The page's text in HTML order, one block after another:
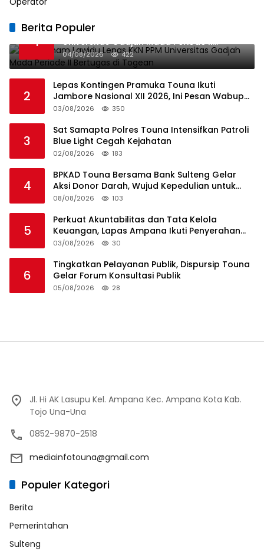
Berita Populer
1
Bupati Ilham Lawidu Lepas KKN PPM
Universitas Gadjah Mada Periode II
Bertugas di Togean
04/08/2026 422
2
Lepas Kontingen Pramuka Touna Ikuti
Jambore Nasional XII 2026, Ini Pesan Wabup
Surya
03/08/2026 350
3
Sat Samapta Polres Touna Intensifkan Patroli
Blue Light Cegah Kejahatan
02/08/2026 183
4
BPKAD Touna Bersama Bank Sulteng Gelar
Aksi Donor Darah, Wujud Kepedulian untuk
Sesama
08/08/2026 103
5
Perkuat Akuntabilitas dan Tata Kelola
Keuangan, Lapas Ampana Ikuti Penyerahan
LHP BPK atas Laporan Keuangan TA 2025
03/08/2026 30
6
Tingkatkan Pelayanan Publik, Dispursip Touna
Gelar Forum Konsultasi Publik
05/08/2026 28
Jl. Hi AK Lasupu Kel. Ampana Kec. Ampana Kota Kab.
Tojo Una-Una
0852-9870-2518
mediainfotouna@gmail.com
Populer Kategori
Berita
Pemerintahan
Sulteng